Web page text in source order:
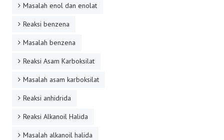
Masalah enol dan enolat
Reaksi benzena
Masalah benzena
Reaksi Asam Karboksilat
Masalah asam karboksilat
Reaksi anhidrida
Reaksi Alkanoil Halida
Masalah alkanoil halida